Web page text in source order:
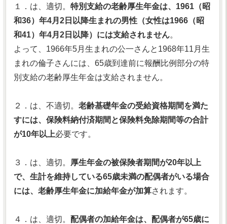
１．は、適切。 特別支給の老齢厚生年金は、1961（昭
和36）年4月2日以降生まれの男性（女性は1966（昭
和41）年4月2日以降）には支給されません。
よって、1966年5月生まれの公一さんと1968年11月生
まれの倫子さんには、65歳到達前に報酬比例部分の特
別支給の老齢厚生年金は支給されません。
２．は、不適切。 老齢基礎年金の受給資格期間を満た
すには、保険料納付済期間と保険料免除期間等の合計
が10年以上必要です。
３．は、適切。
厚生年金の被保険者期間が20年以上
で、生計を維持している65歳未満の配偶者がいる場合
には、老齢厚生年金に加給年金が加算されます。
４．は、適切。 配偶者の加給年金は、配偶者が65歳に